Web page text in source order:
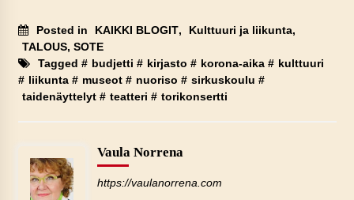
Posted in KAIKKI BLOGIT, Kulttuuri ja liikunta,
TALOUS, SOTE
Tagged # budjetti # kirjasto # korona-aika# kulttuuri
# liikunta# museot# nuoriso # sirkuskoulu #
taidenäyttelyt# teatteri # torikonsertti
Vaula Norrena
https://vaulanorrena.com